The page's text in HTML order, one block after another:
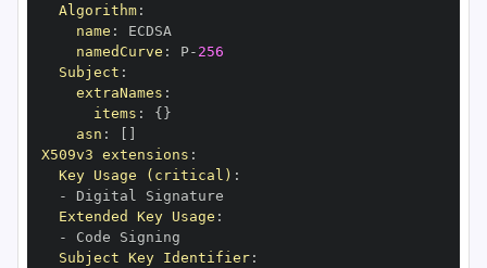
Algorithm:
name :
namedCurve : P- 256
Subject :
extraNames :
items : { }
asn :
X509v3 extensions :
Key Usage (critical) :
-
Extended Key Usage :
-
Subject Key Identifier: